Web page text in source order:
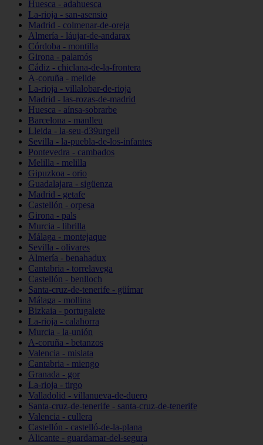
Huesca - adahuesca
La-rioja - san-asensio
Madrid - colmenar-de-oreja
Almería - láujar-de-andarax
Córdoba - montilla
Girona - palamós
Cádiz - chiclana-de-la-frontera
A-coruña - melide
La-rioja - villalobar-de-rioja
Madrid - las-rozas-de-madrid
Huesca - aínsa-sobrarbe
Barcelona - manlleu
Lleida - la-seu-d39urgell
Sevilla - la-puebla-de-los-infantes
Pontevedra - cambados
Melilla - melilla
Gipuzkoa - orio
Guadalajara - sigüenza
Madrid - getafe
Castellón - orpesa
Girona - pals
Murcia - librilla
Málaga - montejaque
Sevilla - olivares
Almería - benahadux
Cantabria - torrelavega
Castellón - benlloch
Santa-cruz-de-tenerife - güímar
Málaga - mollina
Bizkaia - portugalete
La-rioja - calahorra
Murcia - la-unión
A-coruña - betanzos
Valencia - mislata
Cantabria - miengo
Granada - gor
La-rioja - tirgo
Valladolid - villanueva-de-duero
Santa-cruz-de-tenerife - santa-cruz-de-tenerife
Valencia - cullera
Castellón - castelló-de-la-plana
Alicante - guardamar-del-segura